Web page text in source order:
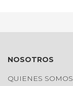
NOSOTROS
QUIENES SOMOS